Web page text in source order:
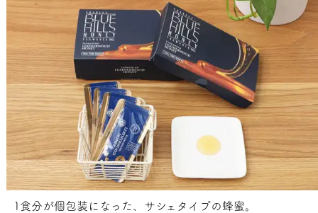
1食分が個包装になった、サシェタイプの蜂蜜。